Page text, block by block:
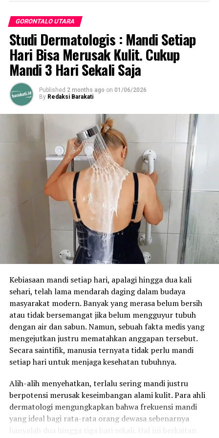
Indra Yasin Gelar Telekonferensi Bahas Pergub Nomor 15
tentang PSBB
GORONTALO UTARA
Studi Dermatologis : Mandi Setiap
Hari Bisa Merusak Kulit. Cukup
Mandi 3 Hari Sekali Saja
Published 2 months ago on 01/06/2026
By Redaksi Barakati
Kebiasaan mandi setiap hari, apalagi hingga dua kali
sehari, telah lama mendarah daging dalam budaya
masyarakat modern. Banyak yang merasa belum bersih
atau tidak bersemangat jika belum mengguyur tubuh
dengan air dan sabun. Namun, sebuah fakta medis yang
mengejutkan justru mematahkan anggapan tersebut.
Secara saintifik, manusia ternyata tidak perlu mandi
setiap hari untuk menjaga kesehatan tubuhnya.
Alih-alih menyehatkan, terlalu sering mandi justru
berpotensi merusak keseimbangan alami kulit. Para ahli
dermatologi mengungkapkan bahwa frekuensi mandi
yang ideal bagi rata-rata orang dewasa sebenarnya
hanyalah dua hingga tiga hari sekali. Hal ini berkaitan